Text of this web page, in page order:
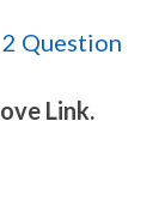
Question
Link.